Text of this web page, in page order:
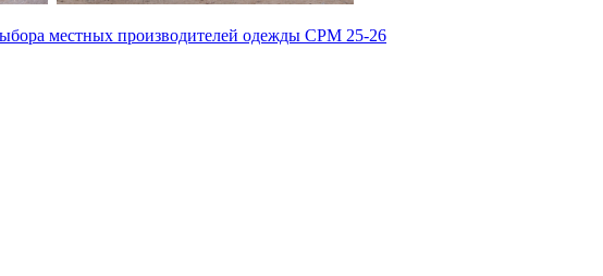
местных производителей одежды CPM 25-26